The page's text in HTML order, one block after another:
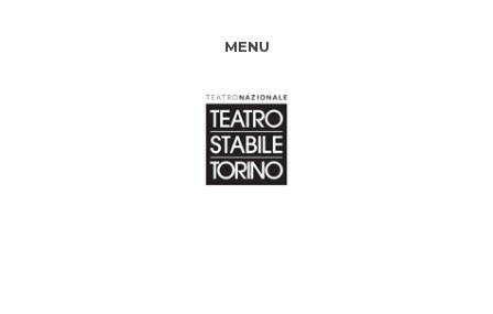
MENU